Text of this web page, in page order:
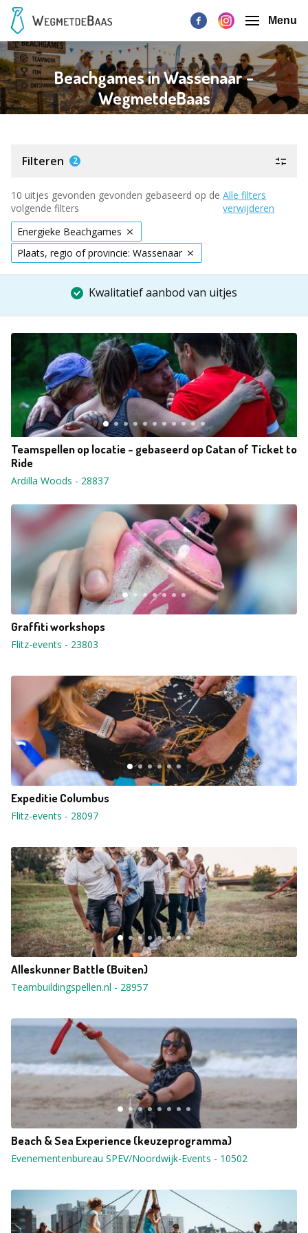
Menu
Beachgames in Wassenaar -
WegmetdeBaas
Filteren 2
10 uitjes gevonden gevonden gebaseerd op de
volgende filters
Alle filters
verwijderen
Energieke Beachgames
Plaats, regio of provincie: Wassenaar
Kwalitatief aanbod van uitjes
Teamspellen op locatie - gebaseerd op Catan of Ticket to
Ride
Ardilla Woods - 28837
Graffiti workshops
Flitz-events - 23803
Expeditie Columbus
Flitz-events - 28097
Alleskunner Battle (Buiten)
Teambuildingspellen.nl - 28957
Beach & Sea Experience (keuzeprogramma)
Evenementenbureau SPEV/Noordwijk-Events - 10502